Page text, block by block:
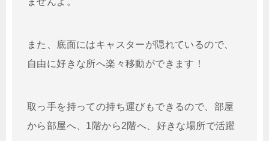
また、底面にはキャスターが隠れているので、
自由に好きな所へ楽々移動ができます！
取っ手を持っての持ち運びもできるので、部屋
から部屋へ、1階から2階へ、好きな場所で活躍